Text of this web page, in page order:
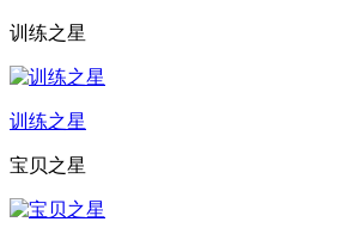
训练之星
训练之星
宝贝之星